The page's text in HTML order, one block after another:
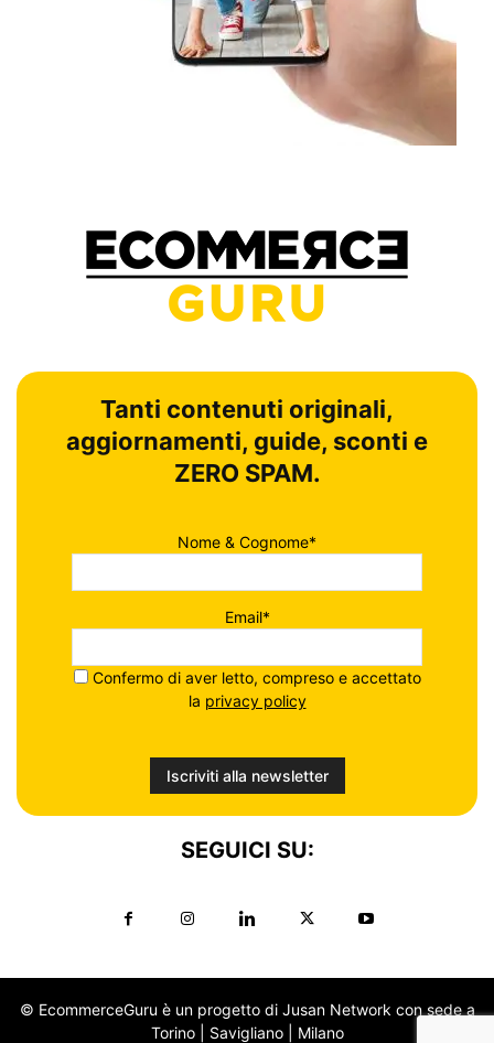
Tanti contenuti originali,
aggiornamenti, guide, sconti e
ZERO SPAM.
Nome & Cognome*
Email*
Confermo di aver letto, compreso e accettato
la privacy policy
SEGUICI SU:
© EcommerceGuru è un progetto di Jusan Network con sede a
Torino | Savigliano | Milano